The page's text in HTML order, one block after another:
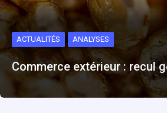
ACTUALITÉS ANALYSES
Commerce extérieur : recul